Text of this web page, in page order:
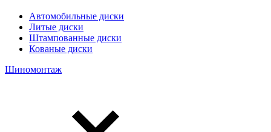
Автомобильные диски
Литые диски
Штампованные диски
Кованые диски
Шиномонтаж